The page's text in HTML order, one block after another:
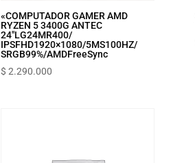
«COMPUTADOR GAMER AMD
RYZEN 5 3400G ANTEC
24″‎LG‎24MR400‎/‎
IPS‎FHD‎1920×1080‎/‎5MS‎100HZ‎/‎
SRGB‎99%‎/‎AMD‎FreeSync
$ 2.290.000